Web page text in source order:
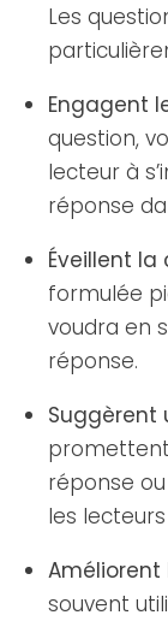
Les
Engagent
question,
lecteur à
réponse
Éveillent la
formulée
voudra en
réponse.
Suggèrent
réponse
les
Améliorent
souvent